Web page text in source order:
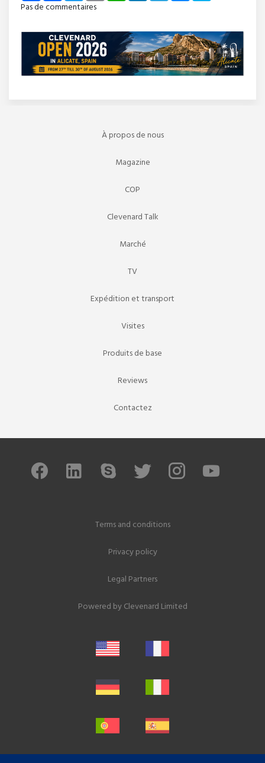
Pas de commentaires
À propos de nous
Magazine
COP
Clevenard Talk
Marché
TV
Expédition et transport
Visites
Produits de base
Reviews
Contactez
Terms and conditions
Privacy policy
Legal Partners
Powered byClevenard Limited